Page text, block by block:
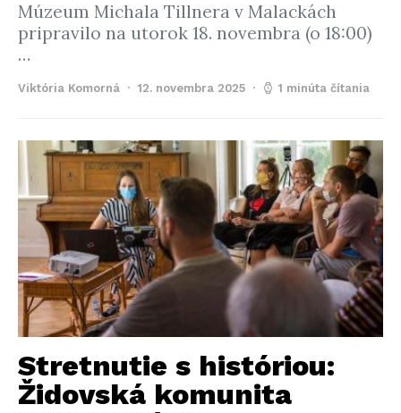
Múzeum Michala Tillnera v Malackách
pripravilo na utorok 18. novembra (o 18:00)
…
Viktória Komorná 12. novembra 2025 1 minúta čítania
Stretnutie s históriou:
Židovská komunita